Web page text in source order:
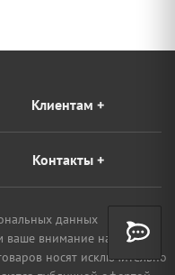
Клиентам +
Контакты+
данных
внимание на то, что
носят исключительно